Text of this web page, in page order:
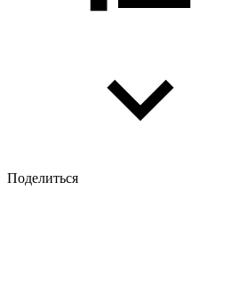
Поделиться